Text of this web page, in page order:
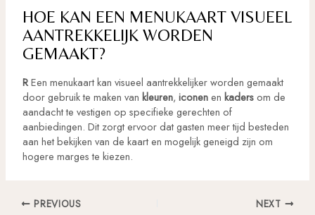
HOE KAN EEN MENUKAART VISUEEL
AANTREKKELIJK WORDEN
GEMAAKT?
REen menukaart kan visueel aantrekkelijker worden gemaakt
door gebruik te maken van kleuren, iconenen kadersom de
aandacht te vestigen op specifieke gerechten of
aanbiedingen. Dit zorgt ervoor dat gasten meer tijd besteden
aan het bekijken van de kaart en mogelijk geneigd zijn om
hogere marges te kiezen.
Post
PREVIOUS NEXT